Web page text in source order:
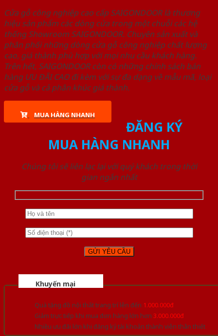
Cửa gỗ công nghiệp cao cấp SAIGONDOOR là thương
hiệu sản phẩm các dòng cửa trong một chuỗi các hệ
thống Showroom SAIGONDOOR. Chuyên sản xuất và
phân phối những dòng cửa gỗ công nghiệp chất lượng
cao, giá thành phù hợp với mọi nhu cầu khách hàng.
Trên hết, SAIGONDOOR còn có những chính sách bán
hàng ƯU ĐÃI CAO đi kèm với sự đa dạng về mẫu mã, loại
cửa gỗ và cả phân khúc giá thành.
MUA HÀNG NHANH
ĐĂNG KÝ
MUA HÀNG NHANH
Chúng tôi sẽ liên lạc lại với quý khách trong thời
gian ngắn nhất
Khuyến mại
Quà tặng đồ nội thất trang trí lên đến 1.000.000đ
Giảm trực tiếp khi mua đơn hàng lớn hơn 3.000.000đ
Nhiều ưu đãi lớn khi đăng ký tài khoản thành viên thân thiết